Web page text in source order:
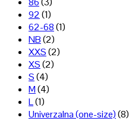
92 (1)
62-68(1)
NB(2)
XXS(2)
XS(2)
S(4)
M(4)
L(1)
Univerzalna (one-size)(8)